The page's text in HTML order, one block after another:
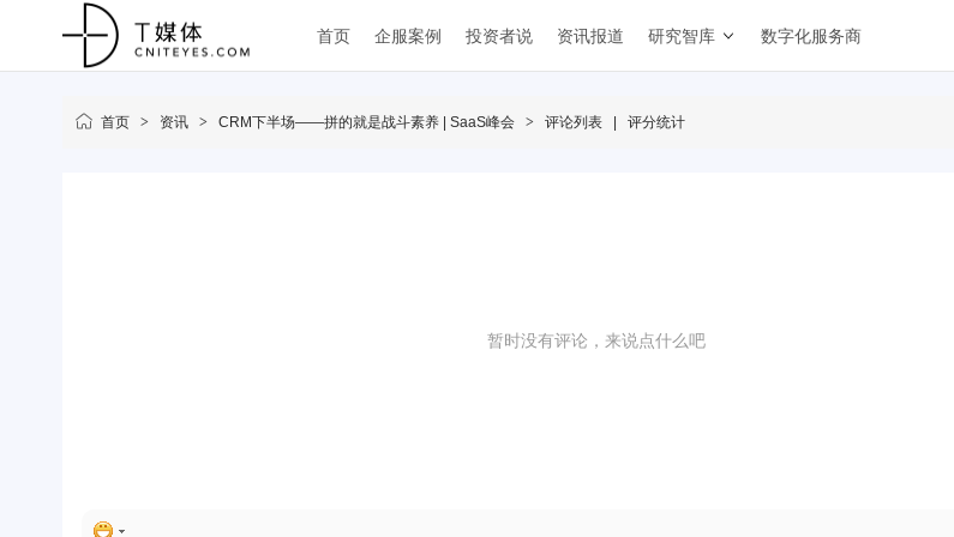
首页 企服案例 投资者说 资讯报道 研究智库 数字化服务商
首页 > 资讯 > CRM下半场——拼的就是战斗素养 | SaaS峰会 > 评论列表 评分统计
暂时没有评论，来说点什么吧